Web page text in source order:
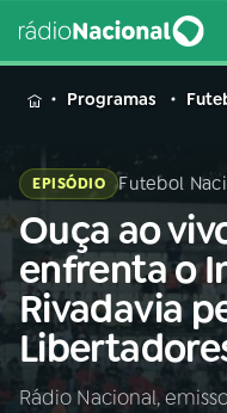
MENU
Buscar
na
Rádio
Nacional
Programas
EPISÓDIO Futebol
Ouça ao
enfrenta o
Rivadavia
Rádio Nacional,